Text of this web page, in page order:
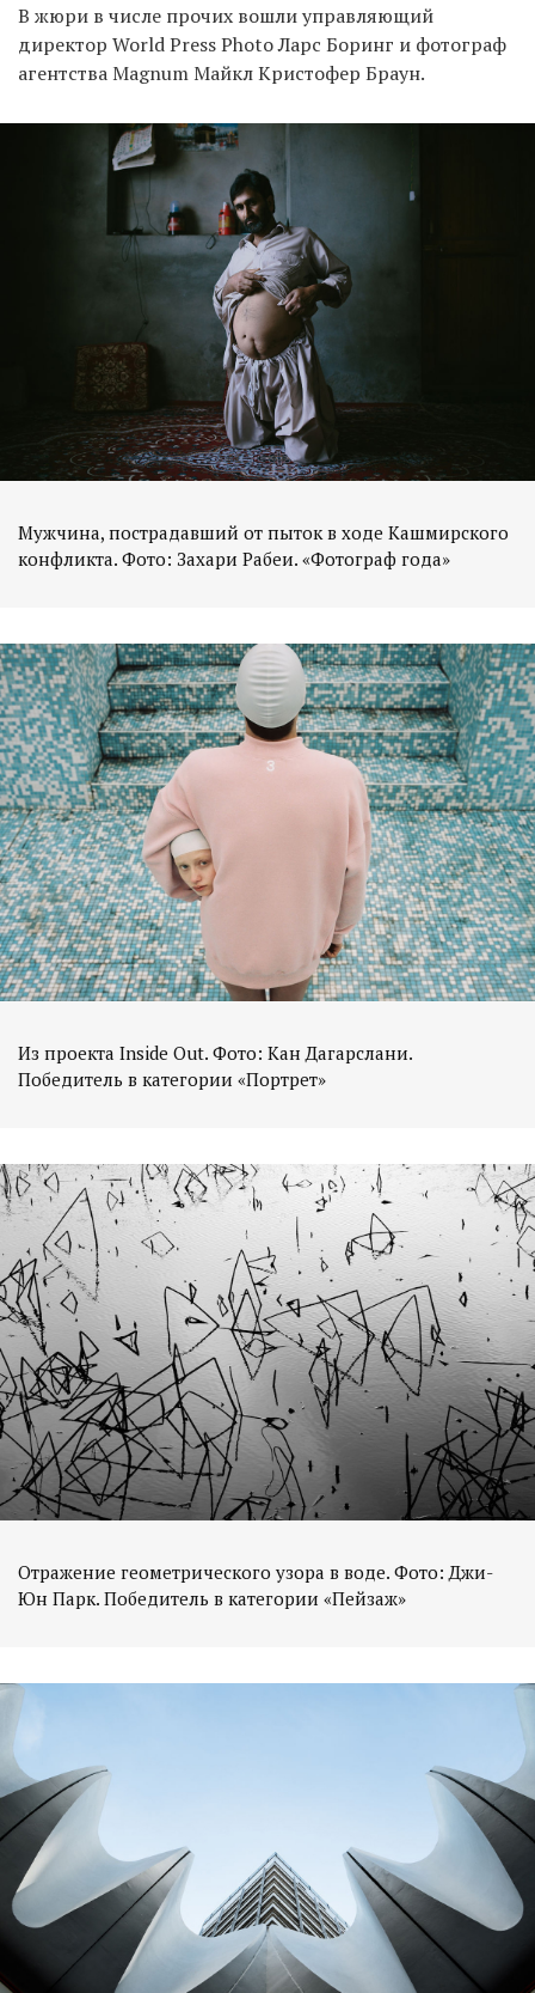
В жюри в числе прочих вошли управляющий
директор World Press Photo Ларс Боринг и фотограф
агентства Magnum Майкл Кристофер Браун.
Мужчина, пострадавший от пыток в ходе Кашмирского
конфликта. Фото: Захари Рабеи. «Фотограф года»
Из проекта Inside Out. Фото: Кан Дагарслани.
Победитель в категории «Портрет»
Отражение геометрического узора в воде. Фото: Джи-
Юн Парк. Победитель в категории «Пейзаж»